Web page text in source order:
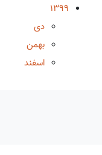
1399
دی
بهمن
اسفند